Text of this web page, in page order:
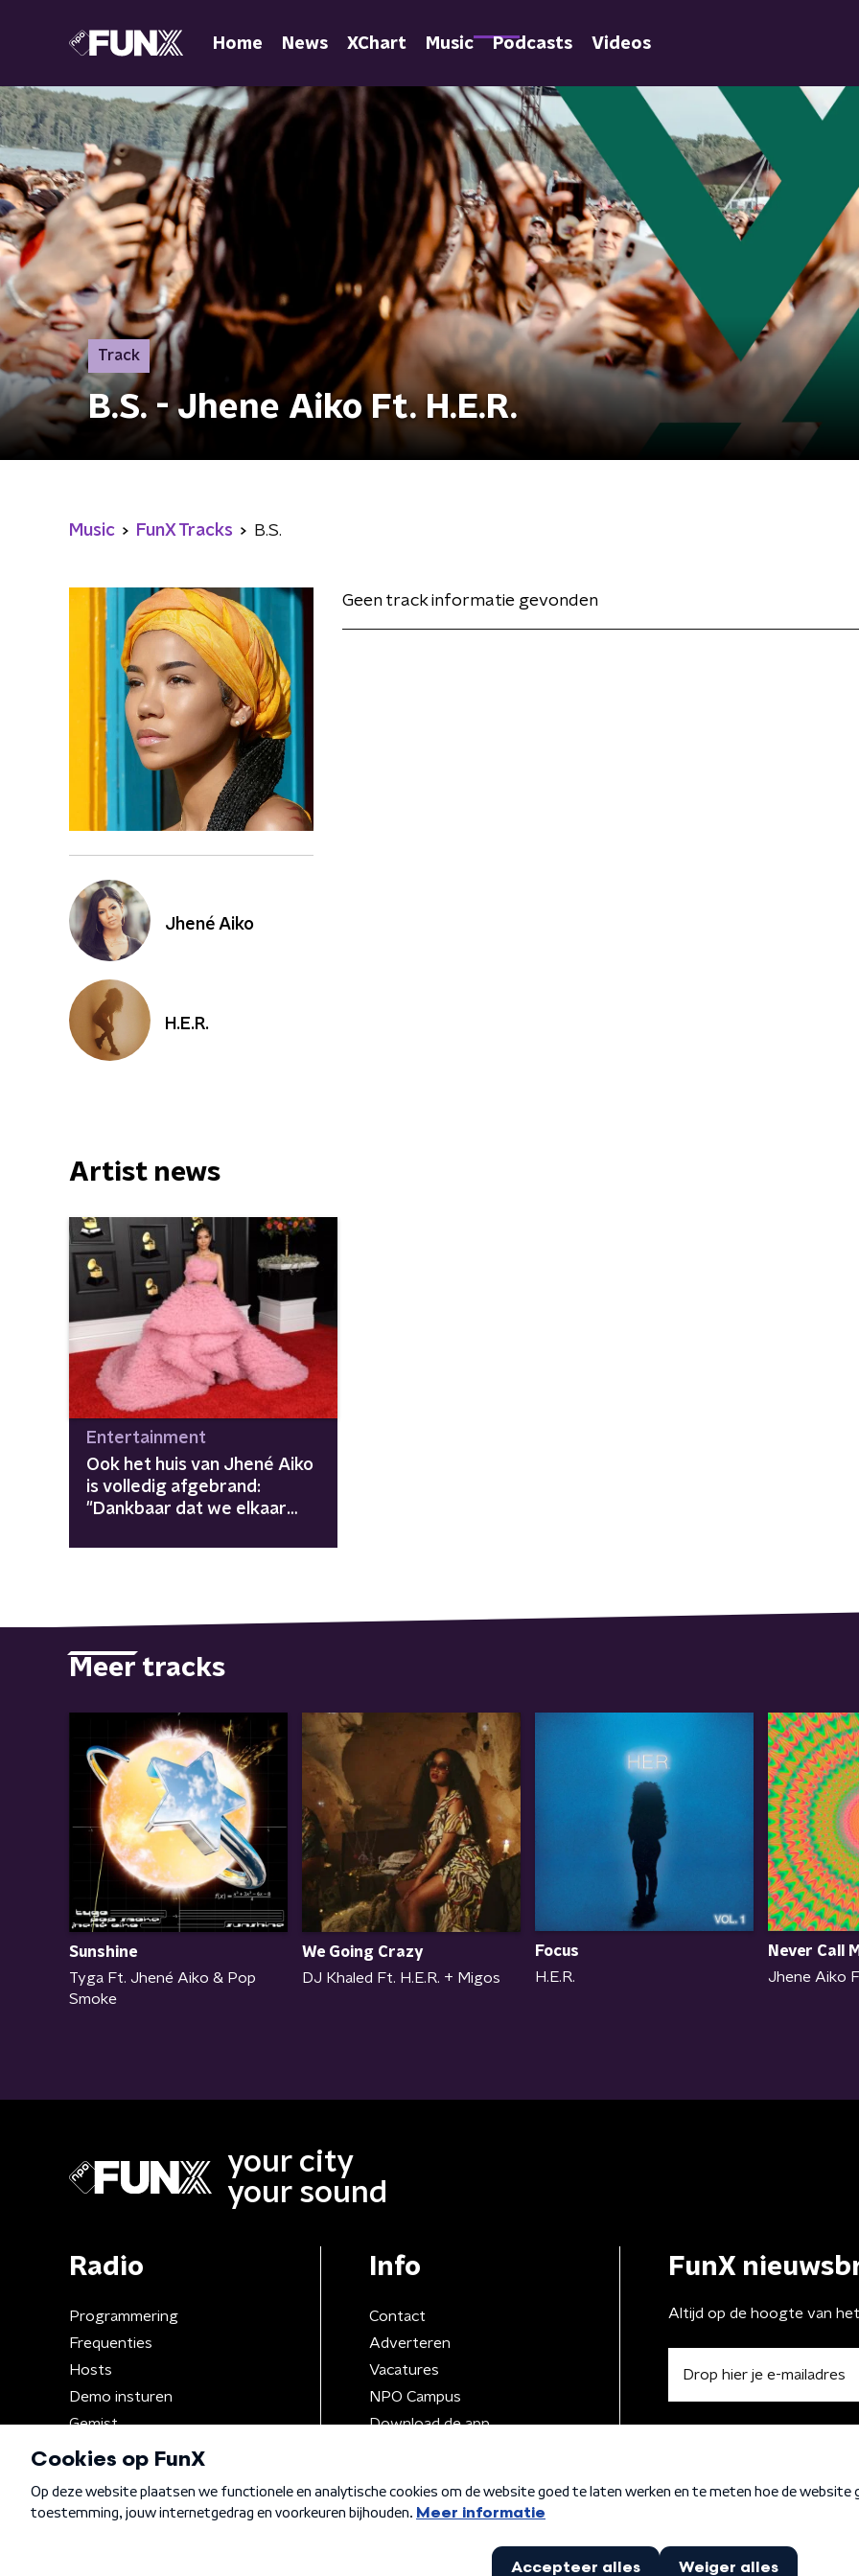
Home News XChart Music Podcasts Videos
Track
B.S. - Jhene Aiko Ft. H.E.R.
Music FunX Tracks B.S.
Jhené Aiko
H.E.R.
Geen track informatie gevonden
Artist news
Entertainment
Ook het huis van Jhené Aiko
is volledig afgebrand:
"Dankbaar dat we elkaar
Meer tracks
Sunshine
Tyga Ft. Jhené Aiko & Pop
Smoke
We Going Crazy
DJ Khaled Ft. H.E.R. + Migos
Focus
H.E.R.
Never Call
Jhene Aiko
your city
your sound
Radio
Programmering
Frequenties
Hosts
Demo insturen
Gemist
Info
Contact
Adverteren
Vacatures
NPO Campus
Download de app
FunX
Altijd op de hoogte van
Algemene voorwaarden Privacybeleid